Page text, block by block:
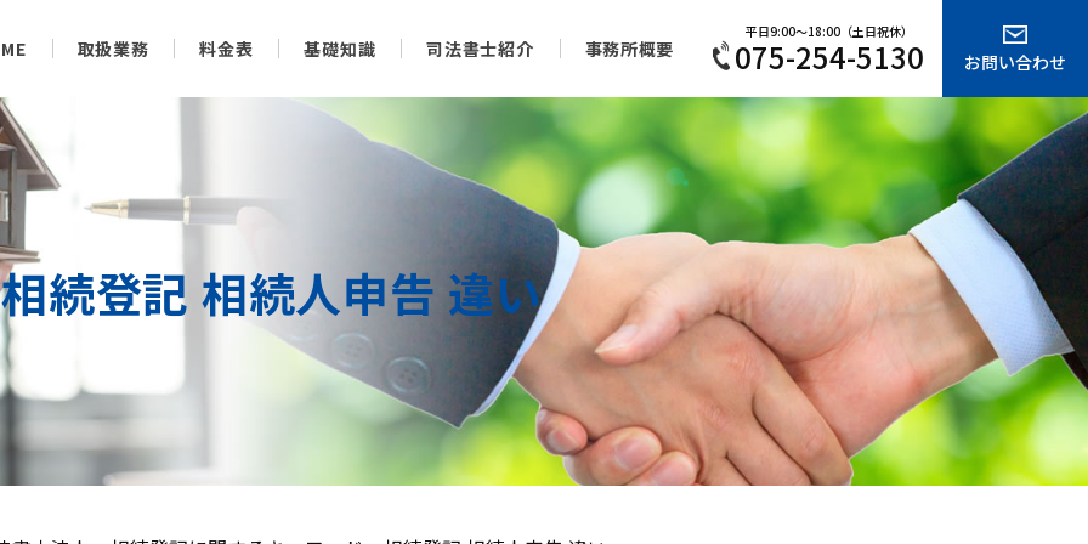
平日9:00～18:00（土日祝休）
075-254-5130 お問い合わせ
取扱業務 料金表 基礎知識 司法書士紹介 事務所概要
相続登記 相続人申告 違い